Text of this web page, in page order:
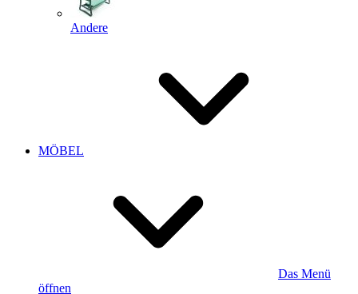
Andere
MÖBEL
Das Menü
öffnen